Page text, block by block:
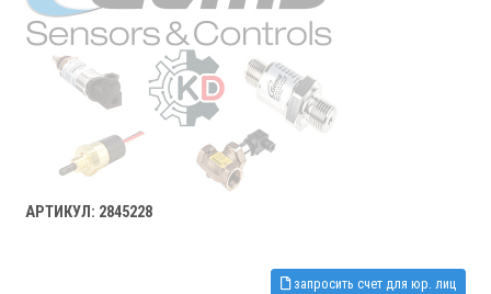
АРТИКУЛ: 2845228
запросить счет для юр. лиц